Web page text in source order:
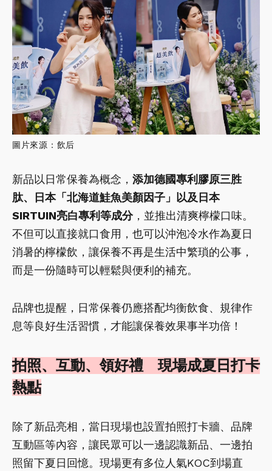
圖片來源：飲后
新品以日常保養為概念， 添加德國專利膠原三胜
肽、日本「北海道鮭魚美顏因子」以及日本
SIRTUIN亮白專利等成分，並推出清爽檸檬口味。
不但可以直接就口食用，也可以沖泡冷水作為夏日
消暑的檸檬飲，讓保養不再是生活中繁瑣的公事，
而是一份隨時可以輕鬆與便利的補充。
品牌也提醒，日常保養仍應搭配均衡飲食、規律作
息等良好生活習慣，才能讓保養效果事半功倍！
拍照、互動、領好禮 現場成夏日打卡
熱點
除了新品亮相，當日現場也設置拍照打卡牆、品牌
互動區等內容，讓民眾可以一邊認識新品、一邊拍
照留下夏日回憶。現場更有多位人氣KOC到場直